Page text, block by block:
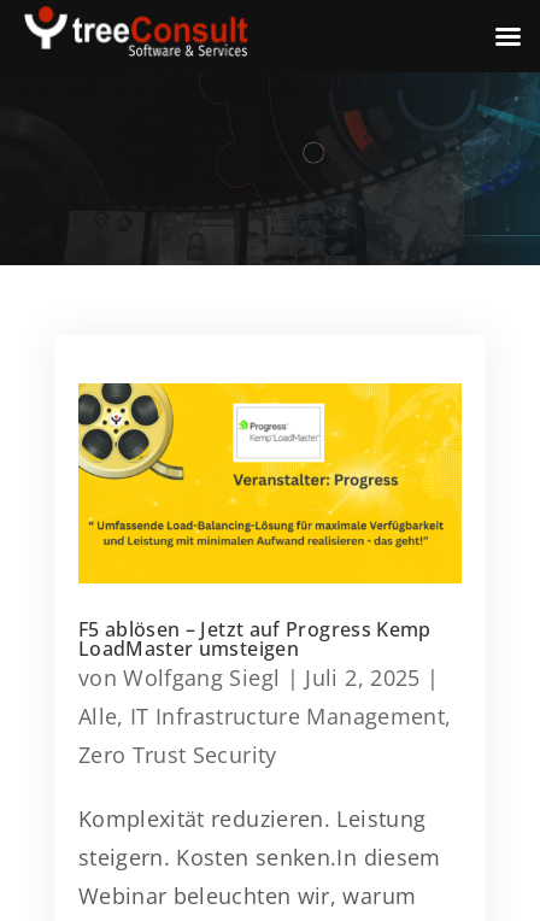
F5 ablösen – Jetzt auf Progress Kemp
LoadMaster umsteigen
vonWolfgang Siegl | Juli 2, 2025 |
Alle, IT Infrastructure Management,
Zero Trust Security
Komplexität reduzieren. Leistung
steigern. Kosten senken.In diesem
Webinar beleuchten wir, warum